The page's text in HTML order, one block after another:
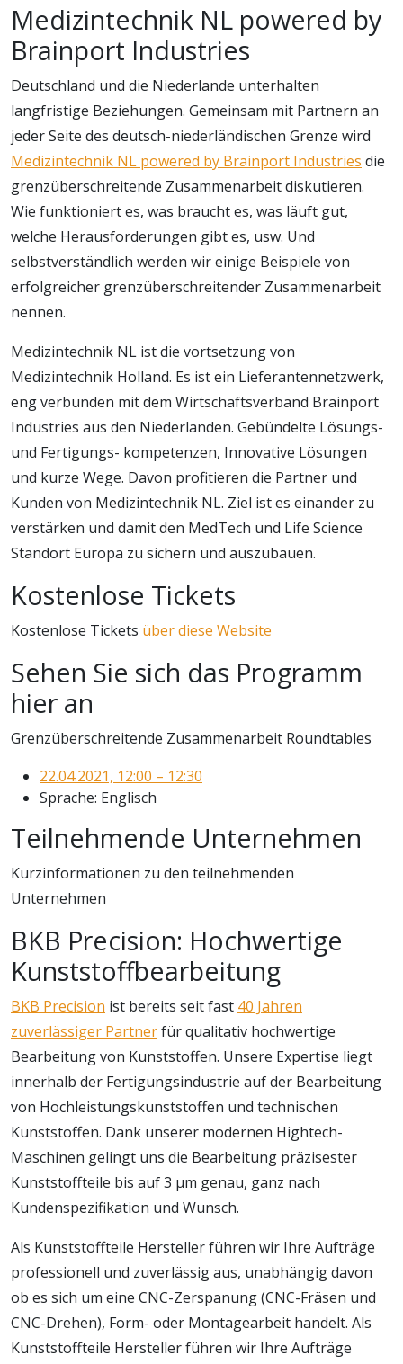
Medizintechnik NL powered by
Brainport Industries
Deutschland und die Niederlande unterhalten
langfristige Beziehungen. Gemeinsam mit Partnern an
jeder Seite des deutsch-niederländischen Grenze wird
Medizintechnik NL powered by Brainport Industries die
grenzüberschreitende Zusammenarbeit diskutieren.
Wie funktioniert es, was braucht es, was läuft gut,
welche Herausforderungen gibt es, usw. Und
selbstverständlich werden wir einige Beispiele von
erfolgreicher grenzüberschreitender Zusammenarbeit
nennen.
Medizintechnik NL ist die vortsetzung von
Medizintechnik Holland. Es ist ein Lieferantennetzwerk,
eng verbunden mit dem Wirtschaftsverband Brainport
Industries aus den Niederlanden. Gebündelte Lösungs-
und Fertigungs- kompetenzen, Innovative Lösungen
und kurze Wege. Davon profitieren die Partner und
Kunden von Medizintechnik NL. Ziel ist es einander zu
verstärken und damit den MedTech und Life Science
Standort Europa zu sichern und auszubauen.
Kostenlose Tickets
Kostenlose Tickets über diese Website
Sehen Sie sich das Programm
hier an
Grenzüberschreitende Zusammenarbeit ⁠Roundtables
22.04.2021, 12:00 – 12:30
Sprache: Englisch
Teilnehmende Unternehmen
Kurzinformationen zu den teilnehmenden
Unternehmen
BKB Precision: Hochwertige
Kunststoffbearbeitung
BKB Precision ist bereits seit fast 40 Jahren
zuverlässiger Partnerfür qualitativ hochwertige
Bearbeitung von Kunststoffen. Unsere Expertise liegt
innerhalb der Fertigungsindustrie auf der Bearbeitung
von Hochleistungskunststoffen und technischen
Kunststoffen. Dank unserer modernen Hightech-
Maschinen gelingt uns die Bearbeitung präzisester
Kunststoffteile bis auf 3 μm genau, ganz nach
Kundenspezifikation und Wunsch.
Als Kunststoffteile Hersteller führen wir Ihre Aufträge
professionell und zuverlässig aus, unabhängig davon
ob es sich um eine CNC-Zerspanung (CNC-Fräsen und
CNC-Drehen), Form- oder Montagearbeit handelt. Als
Kunststoffteile Hersteller führen wir Ihre Aufträge